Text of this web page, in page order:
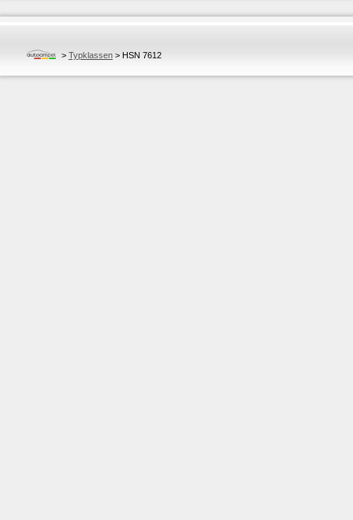
> Typklassen > HSN 7612